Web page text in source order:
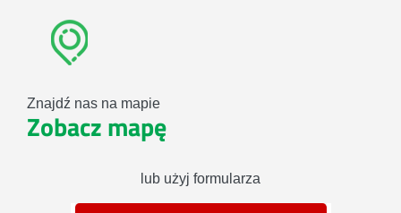
Znajdź nas na mapie
Zobacz mapę
lub użyj formularza